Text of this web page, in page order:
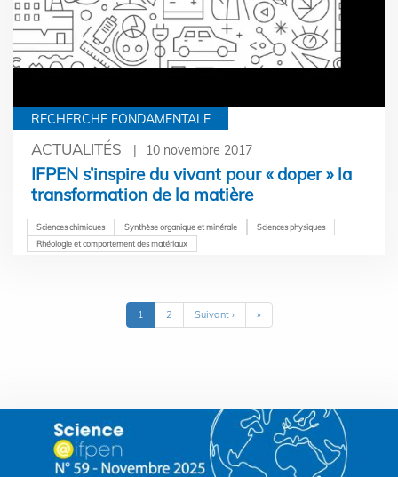
RECHERCHE FONDAMENTALE
ACTUALITÉS 10 novembre 2017
IFPEN s’inspire du vivant pour « doper » la
transformation de la matière
Sciences chimiques Synthèse organique et minérale
Sciences physiques
Rhéologie et comportement des matériaux
Page
courante
1 Page
2
Page
suivante
Suivant ›
Dernière
page
»